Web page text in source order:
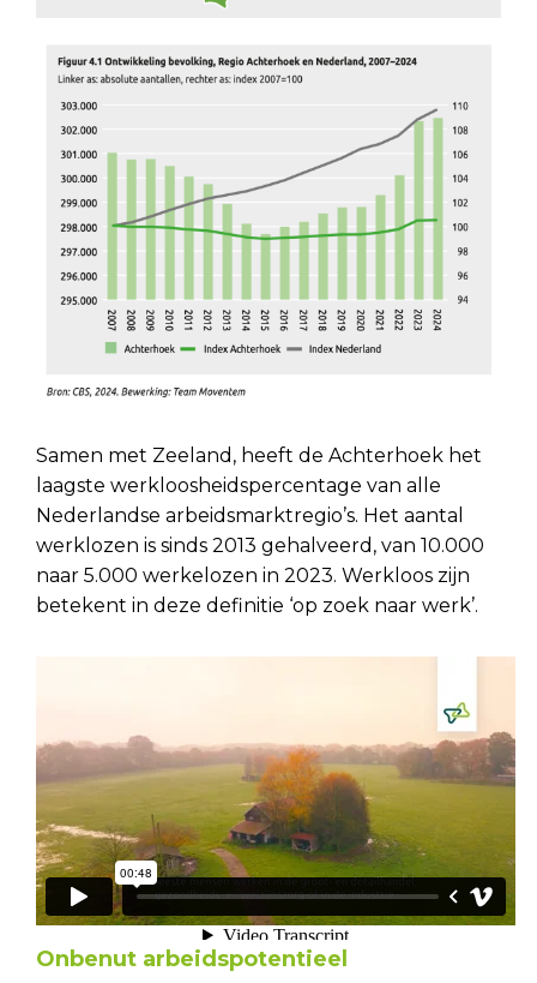
Samen met Zeeland, heeft de Achterhoek het
laagste werkloosheidspercentage van alle
Nederlandse arbeidsmarktregio’s. Het aantal
werklozen is sinds 2013 gehalveerd, van 10.000
naar 5.000 werkelozen in 2023. Werkloos zijn
betekent in deze definitie ‘op zoek naar werk’.
Onbenut arbeidspotentieel